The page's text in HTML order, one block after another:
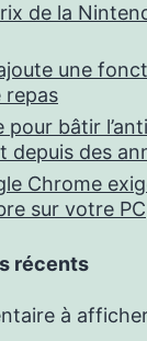
de la
une
repas
bâtir
depuis des
Chrome
sur votre PC
récents
à